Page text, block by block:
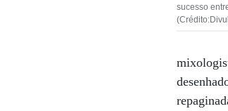
sucesso